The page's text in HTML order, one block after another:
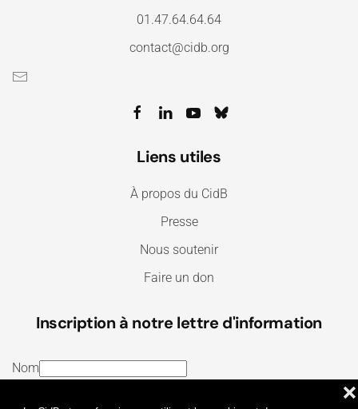
❌
01.47.64.64.64
contact@cidb.org
Liens utiles
À propos du CidB
Presse
Nous soutenir
Faire un don
Inscription à notre lettre d'information
Nom